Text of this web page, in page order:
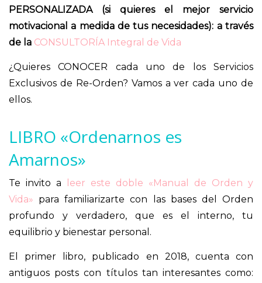
PERSONALIZADA (si quieres el mejor servicio
motivacional a medida de tus necesidades): a través
de la CONSULTORÍA Integral de Vida
¿Quieres CONOCER cada uno de los Servicios
Exclusivos de Re-Orden? Vamos a ver cada uno de
ellos.
LIBRO «Ordenarnos es
Amarnos»
Te invito a
leer este doble «Manual de Orden y
Vida» para familiarizarte con las bases del Orden
profundo y verdadero, que es el interno, tu
equilibrio y bienestar personal.
El primer libro, publicado en 2018, cuenta con
antiguos posts con títulos tan interesantes como: